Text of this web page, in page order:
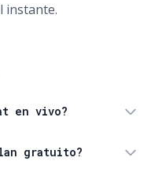
instante.
en vivo?
gratuito?